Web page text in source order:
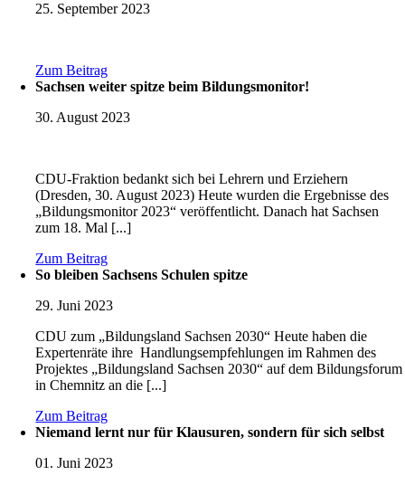
25. September 2023
Zum Beitrag
Sachsen weiter spitze beim Bildungsmonitor!
30. August 2023
CDU-Fraktion bedankt sich bei Lehrern und Erziehern
(Dresden, 30. August 2023) Heute wurden die Ergebnisse des
„Bildungsmonitor 2023“ veröffentlicht. Danach hat Sachsen
zum 18. Mal [...]
Zum Beitrag
So bleiben Sachsens Schulen spitze
29. Juni 2023
CDU zum „Bildungsland Sachsen 2030“ Heute haben die
Expertenräte ihre Handlungsempfehlungen im Rahmen des
Projektes „Bildungsland Sachsen 2030“ auf dem Bildungsforum
in Chemnitz an die [...]
Zum Beitrag
Niemand lernt nur für Klausuren, sondern für sich selbst
01. Juni 2023